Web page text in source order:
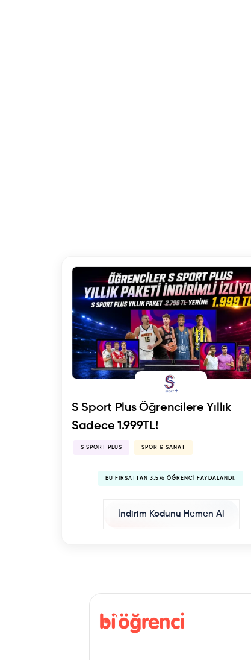
S Sport Plus Öğrencilere Yıllık
Sadece 1.999TL!
S SPORT PLUS SPOR & SANAT
BU FIRSATTAN 3,576 ÖĞRENCI FAYDALANDI.
İndirim Kodunu Hemen Al